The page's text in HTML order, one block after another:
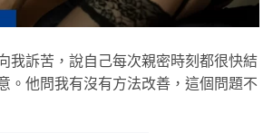
我訴苦，說自己每次親密時刻都很快結
。他問我有沒有方法改善，這個問題不